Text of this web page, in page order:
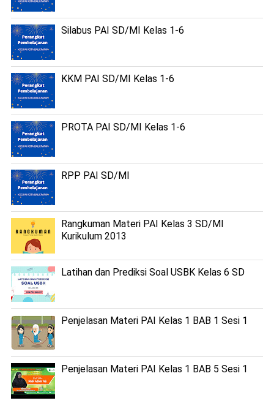
Silabus PAI SD/MI Kelas 1-6
KKM PAI SD/MI Kelas 1-6
PROTA PAI SD/MI Kelas 1-6
RPP PAI SD/MI
Rangkuman Materi PAI Kelas 3 SD/MI
Kurikulum 2013
Latihan dan Prediksi Soal USBK Kelas 6 SD
Penjelasan Materi PAI Kelas 1 BAB 1 Sesi 1
Penjelasan Materi PAI Kelas 1 BAB 5 Sesi 1